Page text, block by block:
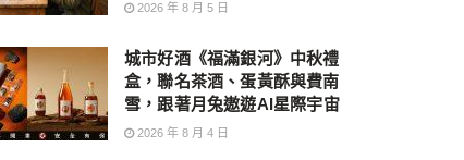
2026 年 8 月 5 日
城市好酒《福滿銀河》中秋禮
盒，聯名茶酒、蛋黃酥與費南
雪，跟著月兔遨遊AI星際宇宙
2026 年 8 月 4 日